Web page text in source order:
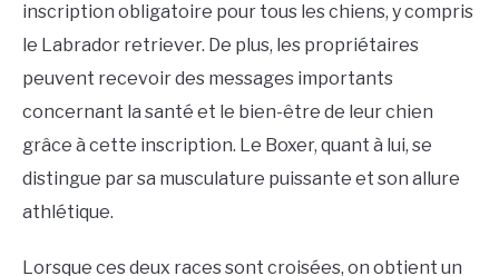
inscription obligatoire pour tous les chiens, y compris
le Labrador retriever. De plus, les propriétaires
peuvent recevoir des messages importants
concernant la santé et le bien-être de leur chien
grâce à cette inscription. Le Boxer, quant à lui, se
distingue par sa musculature puissante et son allure
athlétique.
Lorsque ces deux races sont croisées, on obtient un